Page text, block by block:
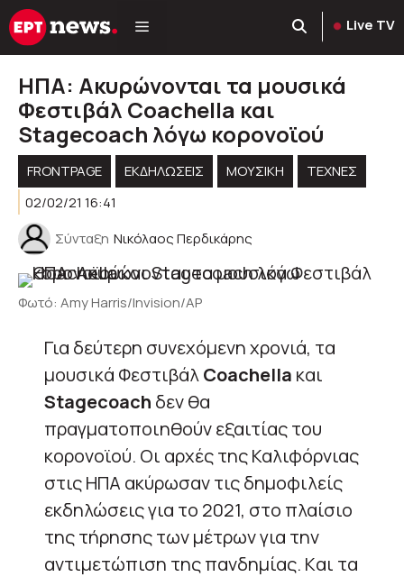
Μετάβαση
σε
Live TV
ΗΠΑ: Ακυρώνονται τα μουσικά
Φεστιβάλ Coachella και
Stagecoach λόγω κορονοϊού
FRONTPAGE ΕΚΔΗΛΏΣΕΙΣ ΜΟΥΣΙΚΉ
ΤΈΧΝΕΣ
02/02/21 16:41
Σύνταξη Νικόλαος Περδικάρης
Φωτό: Amy Harris/Invision/AP
Για δεύτερη συνεχόμενη χρονιά, τα
μουσικά ΦεστιβάλCoachella και
Stagecoach δεν θα
πραγματοποιηθούν εξαιτίας του
κορονοϊού. Οι αρχές της Καλιφόρνιας
στις ΗΠΑ ακύρωσαν τις δημοφιλείς
εκδηλώσεις για το 2021, στο πλαίσιο
της τήρησης των μέτρων για την
αντιμετώπιση της πανδημίας. Kαι τα